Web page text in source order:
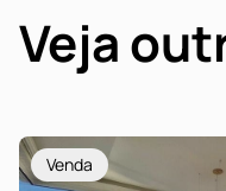
Veja
Venda